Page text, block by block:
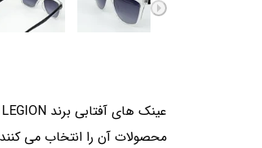
محصولات آن را انتخاب می